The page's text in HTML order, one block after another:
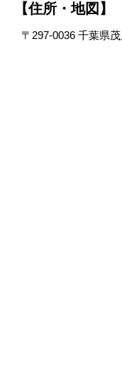
【住所・地図】
〒297-0036 千葉県